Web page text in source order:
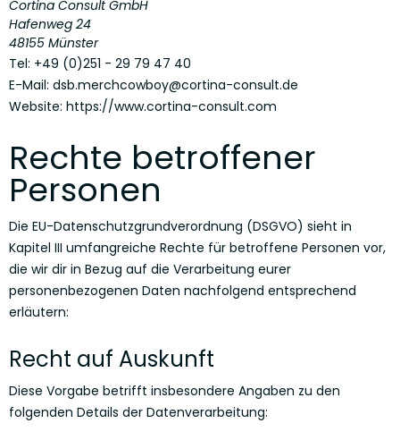
Cortina Consult GmbH
Hafenweg 24
48155 Münster
Tel: +49 (0)251 - 29 79 47 40
E-Mail: dsb.merchcowboy@cortina-consult.de
Website: https://www.cortina-consult.com
Rechte betroffener
Personen
Die EU-Datenschutzgrundverordnung (DSGVO) sieht in
Kapitel III umfangreiche Rechte für betroffene Personen vor,
die wir dir in Bezug auf die Verarbeitung eurer
personenbezogenen Daten nachfolgend entsprechend
erläutern:
Recht auf Auskunft
Diese Vorgabe betrifft insbesondere Angaben zu den
folgenden Details der Datenverarbeitung: